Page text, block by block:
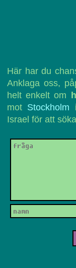
Här har du
Anklaga oss,
helt enkelt om
mot Stockholm
Israel för att söka